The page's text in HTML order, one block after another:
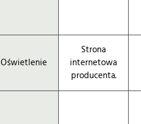
Oświetlenie
Strona
internetowa
producenta.